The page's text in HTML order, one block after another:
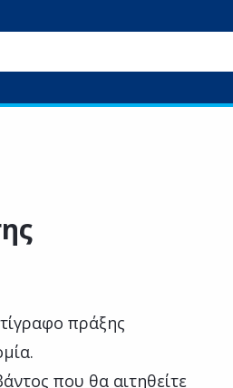
πράξης
που θα αιτηθείτε